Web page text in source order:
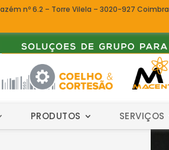
nº 6.2 – Torre Vilela – 3020-927 Coimbra
PRODUTOS SERVIÇOS